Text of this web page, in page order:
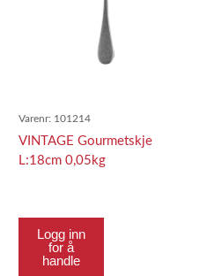
Varenr: 101214
VINTAGE Gourmetskje
L:18cm 0,05kg
Logg inn
for å
handle